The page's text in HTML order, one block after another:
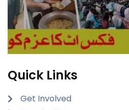
Quick Links
Get Involved